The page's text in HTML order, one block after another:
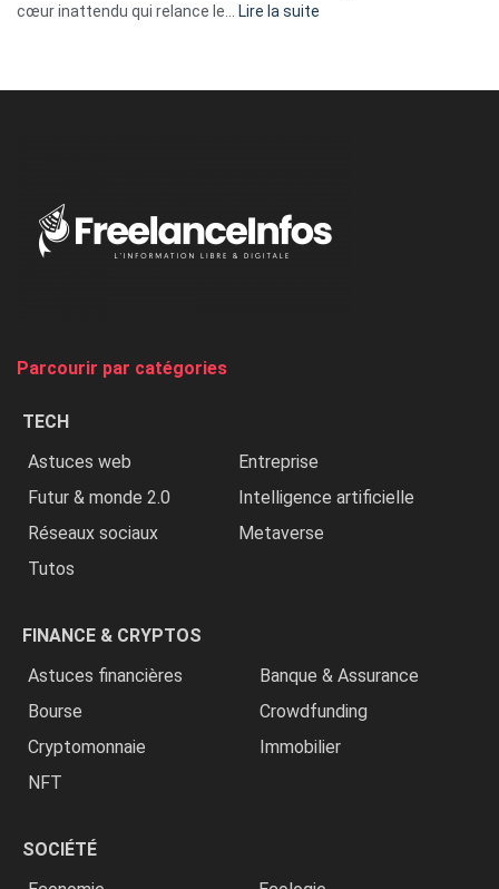
cœur inattendu qui relance le…
Lire la suite
Nigeria,
Parcourir par catégories
TECH
Astuces web
Entreprise
Futur & monde 2.0
Intelligence artificielle
Réseaux sociaux
Metaverse
Tutos
FINANCE & CRYPTOS
Astuces financières
Banque & Assurance
Bourse
Crowdfunding
Cryptomonnaie
Immobilier
NFT
SOCIÉTÉ